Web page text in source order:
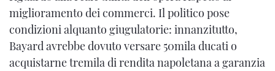
miglioramento dei commerci. Il politico pose
condizioni alquanto giugulatorie: innanzitutto,
Bayard avrebbe dovuto versare 50mila ducati o
acquistarne tremila di rendita napoletana a garanzia